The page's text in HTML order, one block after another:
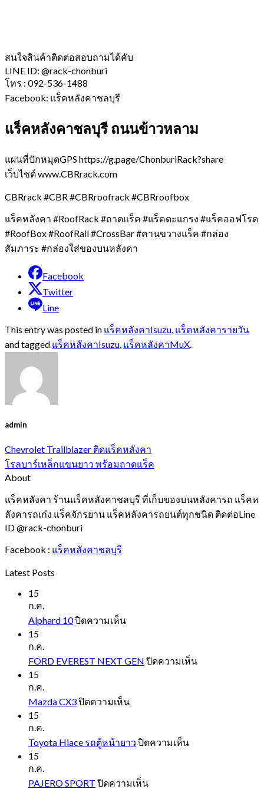
สนใจสินค้าติดต่อสอบถามได้คับ
LINE ID: @rack-chonburi
โทร : 092-536-1488
Facebook: แร็คหลังคาชลบุรี
แร็คหลังคาชลบุรี ถนนข้าวหลาม
แผนที่ปักหมุดGPS https://g.page/ChonburiRack?share
เว็บไซต์ www.CBRrack.com
CBRrack #CBR #CBRroofrack #CBRroofbox
แร็คหลังคา #RoofRack #ถาดแร็ค #แร็คตะแกรง #แร็คออฟโรด
#RoofBox #RoofRail #CrossBar #คานขวางแร็ค #กล่อง
สัมภาระ #กล่องใส่ของบนหลังคา
Facebook
Twitter
Line
This entry was posted in แร็คหลังคาIsuzu แร็คหลังคารายวัน
and tagged แร็คหลังคาIsuzu แร็คหลังคาMuX
admin
Chevrolet Trailblazer ติดแร็คหลังคา
โรลบาร์เหล็กแขนยาว พร้อมถาดแร็ค
About
แร็คหลังคา ร้านแร็คหลังคาชลบุรี ที่เก็บของบนหลังคารถ แร็คห
ลังคารถเก๋ง แร็คจักรยาน แร็คหลังคารถยนต์ทุกชนิด ติดต่อLine
ID @rack-chonburi
Facebook : แร็คหลังคาชลบุรี
Latest Posts
15
ก.ค.
Alphard 10ปิดความเห็นบน
15
ก.ค.
FORD EVEREST NEXT GEN ปิดความเห็นบน
15
ก.ค.
Mazda CX3ปิดความเห็นบน
15
ก.ค.
Toyota Hiace รถตู้หน้ายาว ปิดความเห็นบน
15
ก.ค.
PAJERO SPORT ปิดความเห็นบน